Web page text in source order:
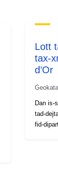
Lott
tax-
d’Or
Dan is-
tad-
fid-